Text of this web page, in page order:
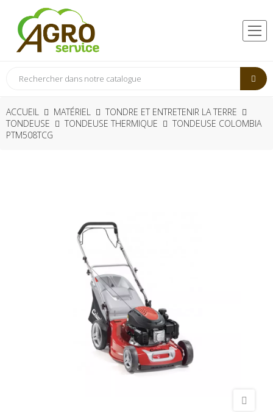
ACCUEIL MATÉRIEL
TONDRE ET ENTRETENIR LA TERRE
TONDEUSE
TONDEUSE THERMIQUE
TONDEUSE COLOMBIA
PTM508TCG